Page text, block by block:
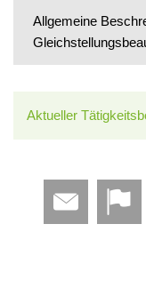
Allgemeine
Aktueller